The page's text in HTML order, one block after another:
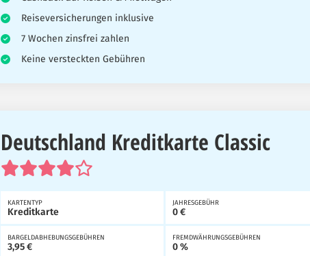
Reiseversicherungen inklusive
7 Wochen zinsfrei zahlen
Keine versteckten Gebühren
Deutschland Kreditkarte Classic
KARTENTYP
Kreditkarte
JAHRESGEBÜHR
0 €
BARGELDABHEBUNGSGEBÜHREN
3,95 €
FREMDWÄHRUNGSGEBÜHREN
0 %